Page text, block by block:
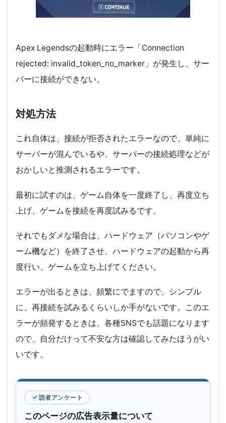
Apex Legendsの起動時にエラー「Connection
rejected: invalid_token_no_marker」が発生し、サー
バーに接続ができない。
対処方法
これ自体は、接続が拒否されたエラーなので、単純に
サーバーが混んでいるや、サーバーの接続処理などが
おかしいと推測されるエラーです。
最初に試すのは、ゲーム自体を一度終了し、再度立ち
上げ、ゲームを接続を再度試みるです。
それでもダメな場合は、ハードウェア（パソコンやゲ
ーム機など）を終了させ、ハードウェアの起動から再
度行い、ゲームを立ち上げてください。
エラーが出るときは、頻繁にでますので、シンプル
に、再接続を試みるくらいしか手がないです。このエ
ラーが頻発するときは、各種SNSでも話題になります
ので、自分だけって不安な方は確認してみたほうがい
いです。
読者アンケート
このページの広告表示量について